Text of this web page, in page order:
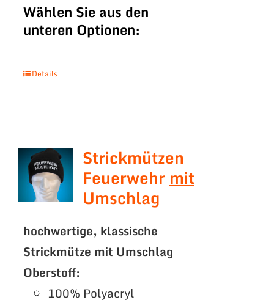
Wählen Sie aus den
unteren Optionen:
Details
Strickmützen
Feuerwehr mit
Umschlag
hochwertige, klassische
Strickmütze mit Umschlag
Oberstoff:
100% Polyacryl